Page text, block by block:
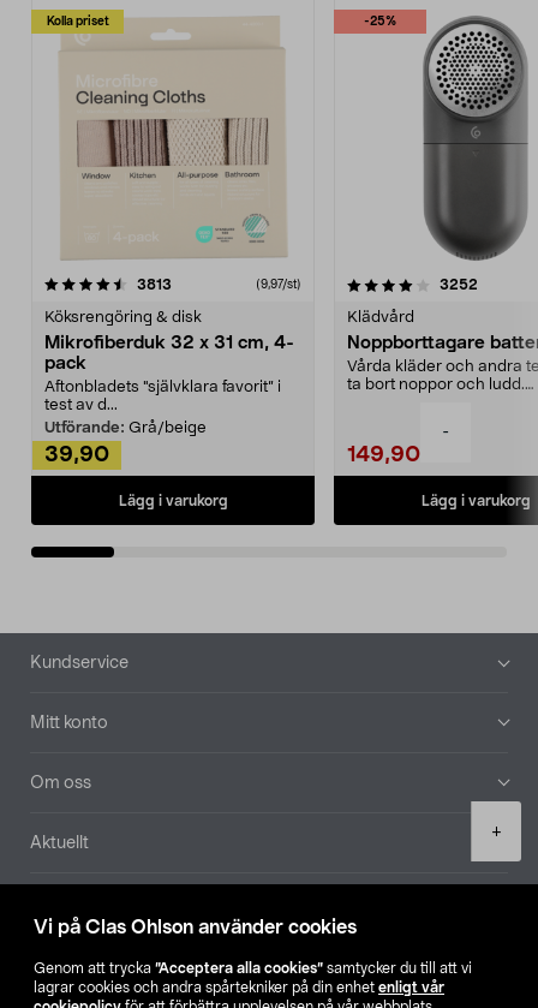
Vi på Clas Ohlson använder cookies
Genom att trycka ”Acceptera alla cookies” samtycker du till att vi
lagrar cookies och andra spårtekniker på din enhet enligt vår
-
+
Kolla priset
3813 (9,97/st)
Köksrengöring & disk
Mikrofiberduk 32 x 31 cm, 4-
pack
Aftonbladets "självklara favorit” i
test av d...
Utförande: Grå/beige
39,90
Lägg i varukorg
-25%
4.0av 5 stjärnor 3252
Klädvård
Noppborttagare
Vårda kläder och andra
ta bort noppor och ludd.
149,90
Lägg i varukorg
4.5av 5 stjärnor
Sidfot
Kundservice
Mitt konto
Om oss
Aktuellt
Hitta butik